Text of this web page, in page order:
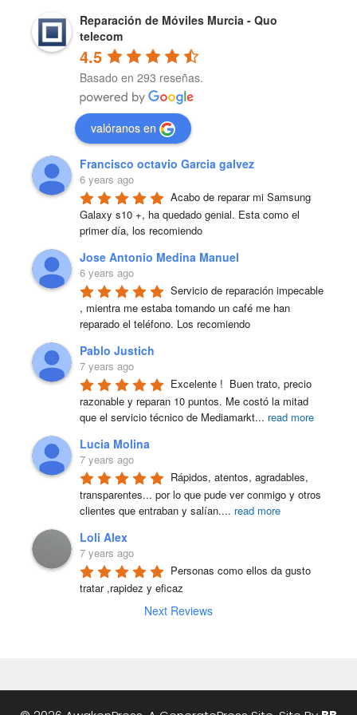
Reparación de Móviles Murcia - Quo
telecom
4.5
Basado en 293 reseñas.
valóranos en
Francisco octavio Garcia galvez
6 years ago
Acabo de reparar mi Samsung
Galaxy s10 +, ha quedado genial. Esta como el
primer día, los recomiendo
Jose Antonio Medina Manuel
6 years ago
Servicio de reparación impecable
, mientra me estaba tomando un café me han
reparado el teléfono. Los recomiendo
Pablo Justich
7 years ago
Excelente !  Buen trato, precio
razonable y reparan 10 puntos. Me costó la mitad
que el servicio técnico de Mediamarkt... read more
Lucia Molina
7 years ago
Rápidos, atentos, agradables,
transparentes... por lo que pude ver conmigo y otros
clientes que entraban y salían.... read more
Loli Alex
7 years ago
Personas como ellos da gusto
tratar ,rapidez y eficaz
Next Reviews